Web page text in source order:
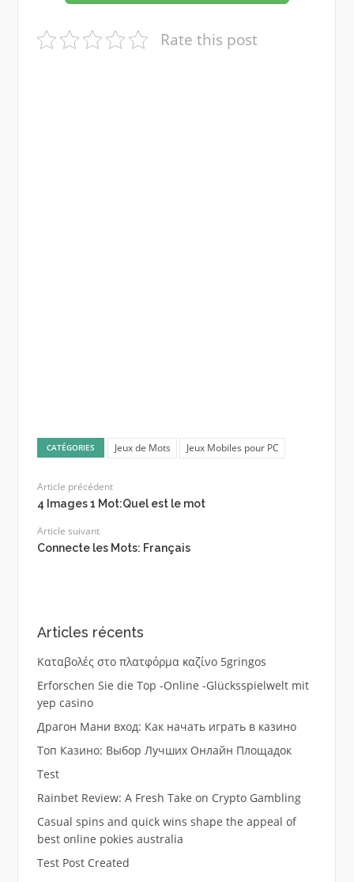
Rate this post
CATÉGORIES Jeux de Mots Jeux Mobiles pour PC
Article précédent
4 Images 1 Mot:Quel est le mot
Article suivant
Connecte les Mots: Français
Articles récents
Καταβολές στο πλατφόρμα καζίνο 5gringos
Erforschen Sie die Top -Online -Glücksspielwelt mit
yep casino
Драгон Мани вход: Как начать играть в казино
Топ Казино: Выбор Лучших Онлайн Площадок
Test
Rainbet Review: A Fresh Take on Crypto Gambling
Casual spins and quick wins shape the appeal of
best online pokies australia
Test Post Created